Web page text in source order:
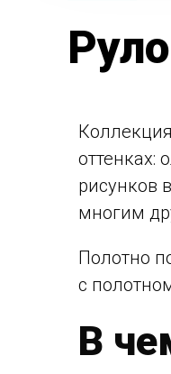
оттенках:
рисунков
многим
Полотно
с
В